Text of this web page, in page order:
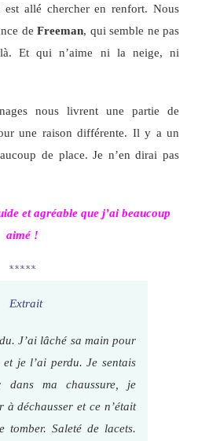
est allé chercher en renfort. Nous
deFreeman, qui semble ne pas
Et qui n’aime ni la neige, ni
nous livrent une partie de
une raison différente. Il y a un
de place. Je n’en dirai pas
et agréable que j’ai beaucoup
aimé !
*****
Extrait
J’ai lâché sa main pour
et je l’ai perdu. Je sentais
dans ma chaussure, je
à déchausser et ce n’était
tomber. Saleté de lacets.